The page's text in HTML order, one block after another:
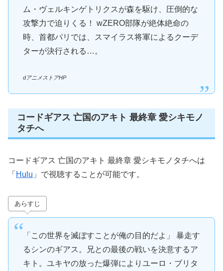
ム・ヴェルキンゲトリクスが森を駆け、圧倒的な
攻撃力で迫りくる！ wZERO部隊が絶体絶命の
時、首都パリでは、スマイラス将軍によるクーデ
ターが決行される…。
dアニメストアHP
コードギアス 亡国のアキト 最終章 愛シキモノ
タチへ
コードギアス 亡国のアキト 最終章 愛シキモノタチへは
「 Hulu 」で視聴することが可能です。
あらすじ
「この世界を滅ぼすことが俺の目的だよ」 暴走す
るシンのギアス。兄との最後の戦いを決意するア
キト。ユキヤの放った爆弾によりユーロ・ブリタ